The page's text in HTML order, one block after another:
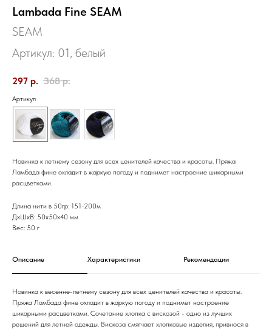
Lambada Fine SEAM
SEAM
Артикул: 01, белый
297 р. 368 р.
Артикул
Новинка к летнему сезону для всех ценителей качества и красоты. Пряжа
Ламбада фине охладит в жаркую погоду и поднимет настроение шикарными
расцветками.
Длина нити в 50гр: 151-200м
ДxШxВ: 50x50x40 мм
Вес: 50 г
Описание Характеристики Рекомендации
Новинка к весенне-летнему сезону для всех ценителей качества и красоты.
Пряжа Ламбада фине охладит в жаркую погоду и поднимет настроение
шикарными расцветками. Сочетание хлопка с вискозой - одно из лучших
решений для летней одежды. Вискоза смягчает хлопковые изделия, привнося в